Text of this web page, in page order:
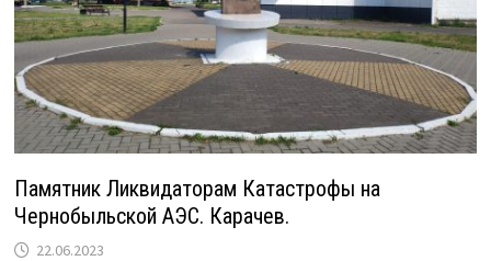
Памятник Ликвидаторам Катастрофы на
Чернобыльской АЭС. Карачев.
22.06.2023